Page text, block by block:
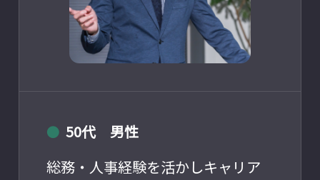
● 50代 男性
総務・人事経験を活かしキャリア